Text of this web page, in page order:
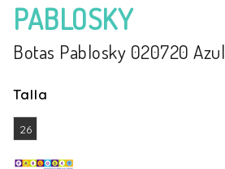
PABLOSKY
Botas Pablosky 020720 Azul
Talla
26